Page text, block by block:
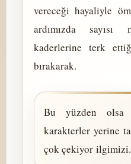
vereceği hayaliyle
ardımızda
kaderlerine terk
bırakarak.
Bu yüzden
karakterler yerine
çok çekiyor ilgimizi.